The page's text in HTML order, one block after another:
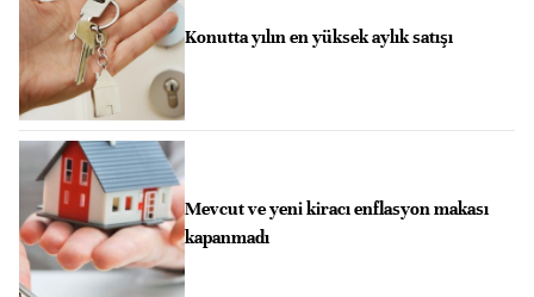
Konutta yılın en yüksek aylık satışı
Mevcut ve yeni kiracı enflasyon makası
kapanmadı